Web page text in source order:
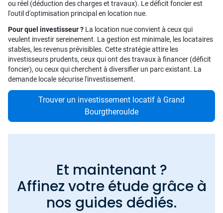
ou réel (déduction des charges et travaux). Le déficit foncier est
l'outil d'optimisation principal en location nue.
Pour quel investisseur ? La location nue convient à ceux qui
veulent investir sereinement. La gestion est minimale, les locataires
stables, les revenus prévisibles. Cette stratégie attire les
investisseurs prudents, ceux qui ont des travaux à financer (déficit
foncier), ou ceux qui cherchent à diversifier un parc existant. La
demande locale sécurise l'investissement.
Trouver un investissement locatif à Grand
Bourgtheroulde
Et maintenant ?
Affinez votre étude grâce à
nos guides dédiés.